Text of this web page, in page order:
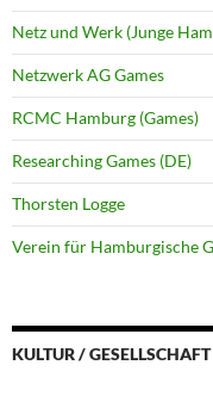
Netz und Werk (Junge
Netzwerk AG Games
RCMC Hamburg (Games)
Researching Games (DE)
Thorsten Logge
Verein für Hamburgische
KULTUR / GESELLSCHAFT